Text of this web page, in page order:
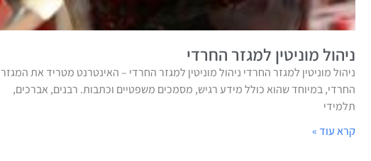
ניהול מוניטין למגזר החרדי
ניהול מוניטין למגזר החרדי ניהול מוניטין למגזר החרדי – האינטרנט מטריד את המגזר
החרדי, במיוחד שהוא כולל מידע רגיש, מסמכים משפטיים וכתבות. רבנים, אברכים,
תלמידי
קרא עוד »